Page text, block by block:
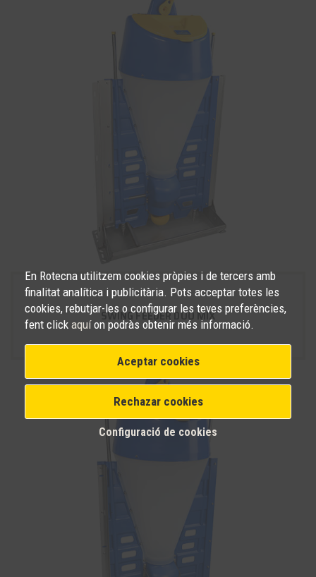
SWING FEEDER DUO MIX
En Rotecna utilitzem cookies pròpies i de tercers amb
finalitat analítica i publicitària. Pots acceptar totes les
cookies, rebutjar-les o configurar les teves preferències,
fent click aquíon podràs obtenir més informació.
Aceptar cookies
Rechazar cookies
Configuració de cookies